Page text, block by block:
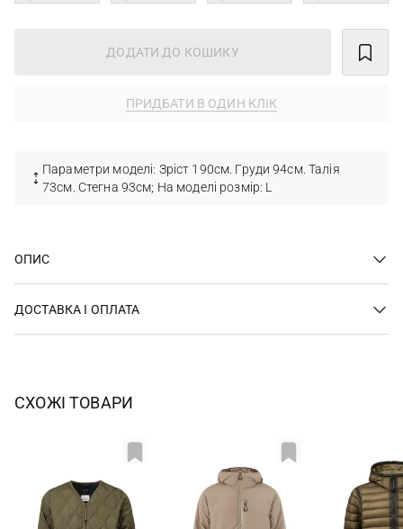
ДОДАТИ ДО КОШИКУ
ПРИДБАТИ В ОДИН КЛІК
Параметри моделі: Зріст 190см. Груди 94см. Талія
73см. Стегна 93см; На моделі розмір: L
ОПИС
ДОСТАВКА І ОПЛАТА
СХОЖІ ТОВАРИ